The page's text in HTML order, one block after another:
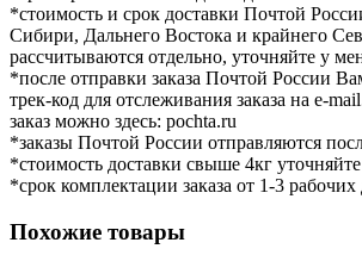
*стоимость и срок доставки Почтой
Сибири, Дальнего Востока и крайнего
рассчитываются отдельно, уточняйте у
*после отправки заказа Почтой России
трек-код для отслеживания заказа на e-
заказ можно здесь: pochta.ru
*заказы Почтой России отправляются
*стоимость доставки свыше 4кг
*срок комплектации заказа от 1-3 рабочих
Похожие товары